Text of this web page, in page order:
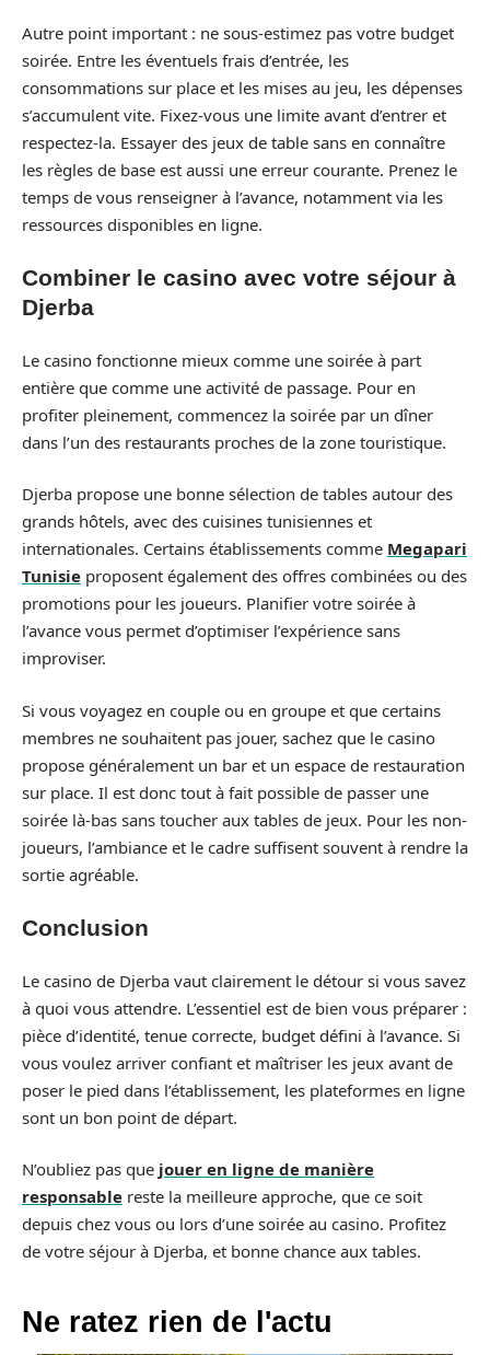
Autre point important : ne sous-estimez pas votre budget
soirée. Entre les éventuels frais d’entrée, les
consommations sur place et les mises au jeu, les dépenses
s’accumulent vite. Fixez-vous une limite avant d’entrer et
respectez-la. Essayer des jeux de table sans en connaître
les règles de base est aussi une erreur courante. Prenez le
temps de vous renseigner à l’avance, notamment via les
ressources disponibles en ligne.
Combiner le casino avec votre séjour à
Djerba
Le casino fonctionne mieux comme une soirée à part
entière que comme une activité de passage. Pour en
profiter pleinement, commencez la soirée par un dîner
dans l’un des restaurants proches de la zone touristique.
Djerba propose une bonne sélection de tables autour des
grands hôtels, avec des cuisines tunisiennes et
internationales. Certains établissements comme Megapari
Tunisie proposent également des offres combinées ou des
promotions pour les joueurs. Planifier votre soirée à
l’avance vous permet d’optimiser l’expérience sans
improviser.
Si vous voyagez en couple ou en groupe et que certains
membres ne souhaitent pas jouer, sachez que le casino
propose généralement un bar et un espace de restauration
sur place. Il est donc tout à fait possible de passer une
soirée là-bas sans toucher aux tables de jeux. Pour les non-
joueurs, l’ambiance et le cadre suffisent souvent à rendre la
sortie agréable.
Conclusion
Le casino de Djerba vaut clairement le détour si vous savez
à quoi vous attendre. L’essentiel est de bien vous préparer :
pièce d’identité, tenue correcte, budget défini à l’avance. Si
vous voulez arriver confiant et maîtriser les jeux avant de
poser le pied dans l’établissement, les plateformes en ligne
sont un bon point de départ.
N’oubliez pas que jouer en ligne de manière
responsable reste la meilleure approche, que ce soit
depuis chez vous ou lors d’une soirée au casino. Profitez
de votre séjour à Djerba, et bonne chance aux tables.
Ne ratez rien de l'actu